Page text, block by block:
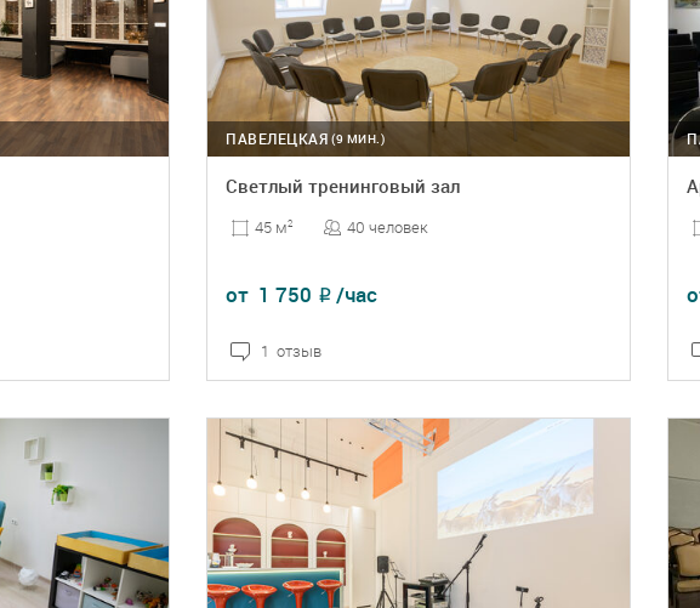
(9 МИН.)
ПАВЕЛЕЦКАЯ
Светлый тренинговый зал
45 м2 40 человек
от 1 750 ₽ /час
1 отзыв